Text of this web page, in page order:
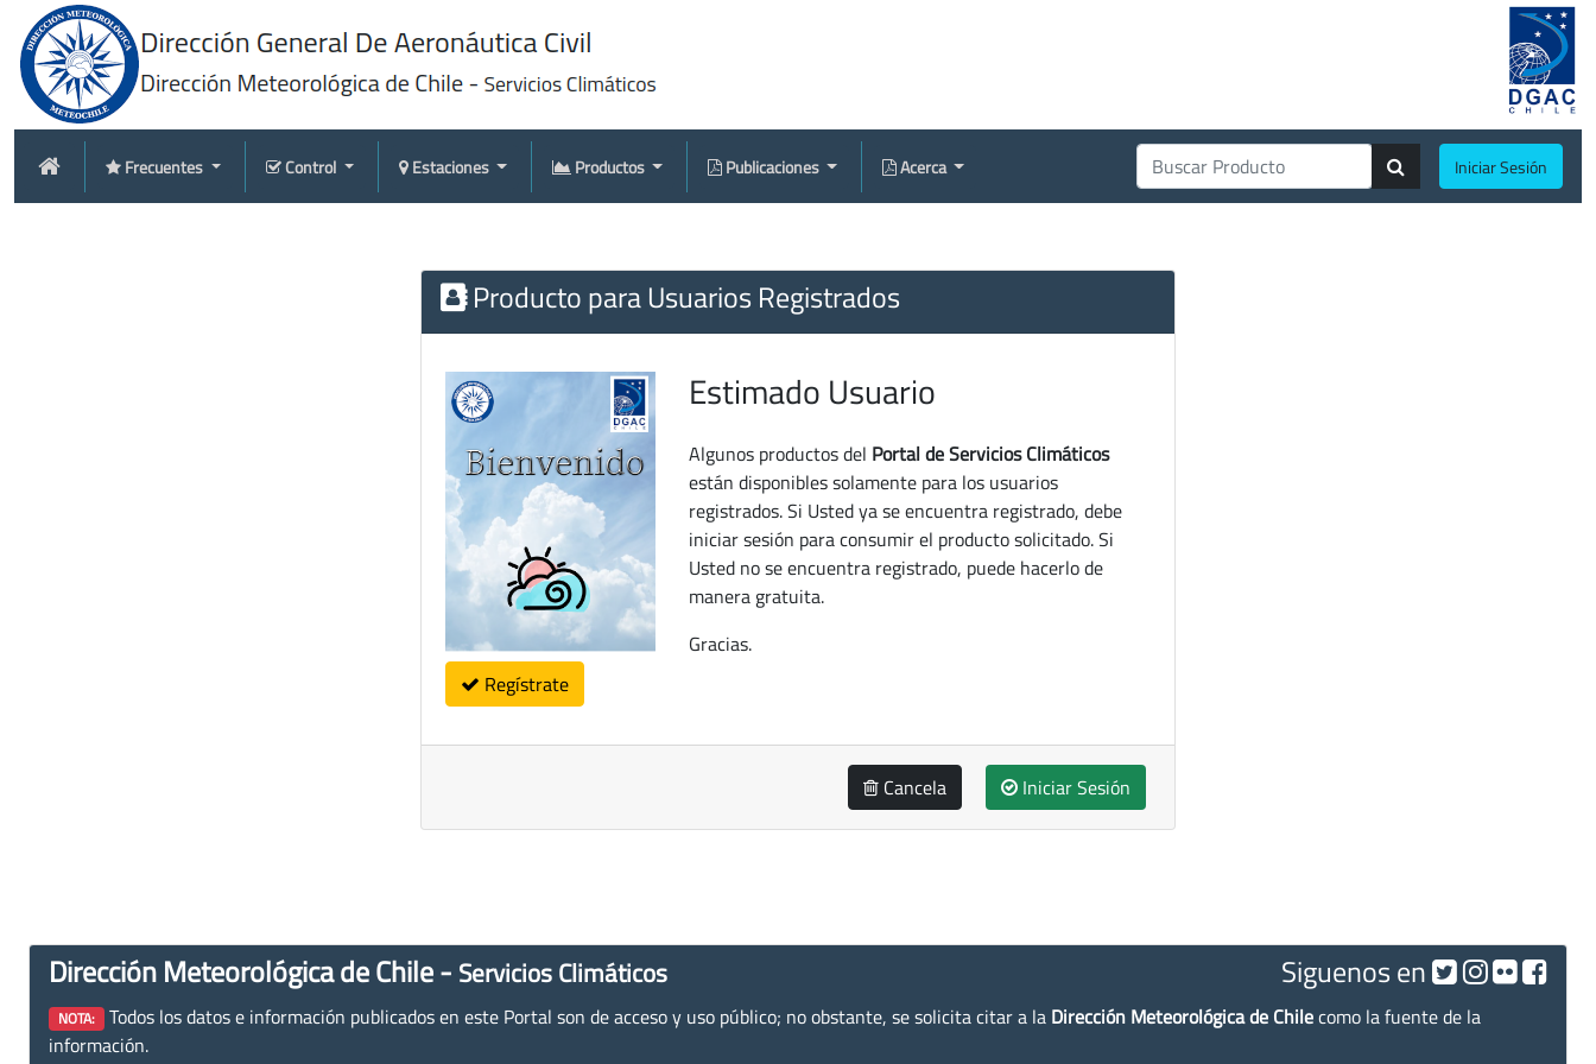
Frecuentes Control Estaciones Productos Publicaciones Acerca Iniciar Sesión
Producto para Usuarios Registrados
Regístrate
Estimado Usuario
Algunos productos del Portal de Servicios Climáticos
están disponibles solamente para los usuarios
registrados. Si Usted ya se encuentra registrado, debe
iniciar sesión para consumir el producto solicitado. Si
Usted no se encuentra registrado, puede hacerlo de
manera gratuita.
Gracias.
Cancela Iniciar Sesión
Dirección Meteorológica de Chile - Servicios Climáticos Siguenos en
NOTA: Todos los datos e información publicados en este Portal son de acceso y uso público; no obstante, se solicita citar a la Dirección Meteorológica de Chilecomo la fuente de la
información.